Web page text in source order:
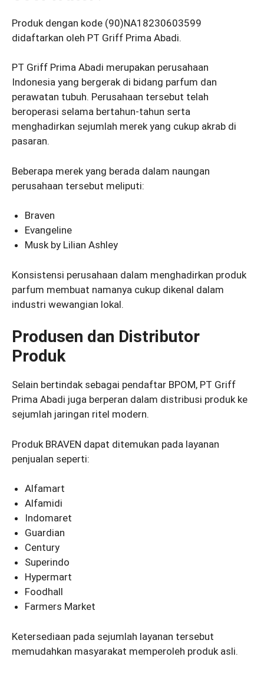
Produk dengan kode (90)NA18230603599
didaftarkan oleh PT Griff Prima Abadi.
PT Griff Prima Abadi merupakan perusahaan
Indonesia yang bergerak di bidang parfum dan
perawatan tubuh. Perusahaan tersebut telah
beroperasi selama bertahun-tahun serta
menghadirkan sejumlah merek yang cukup akrab di
pasaran.
Beberapa merek yang berada dalam naungan
perusahaan tersebut meliputi:
Braven
Evangeline
Musk by Lilian Ashley
Konsistensi perusahaan dalam menghadirkan produk
parfum membuat namanya cukup dikenal dalam
industri wewangian lokal.
Produsen dan Distributor
Produk
Selain bertindak sebagai pendaftar BPOM, PT Griff
Prima Abadi juga berperan dalam distribusi produk ke
sejumlah jaringan ritel modern.
Produk BRAVEN dapat ditemukan pada layanan
penjualan seperti:
Alfamart
Alfamidi
Indomaret
Guardian
Century
Superindo
Hypermart
Foodhall
Farmers Market
Ketersediaan pada sejumlah layanan tersebut
memudahkan masyarakat memperoleh produk asli.